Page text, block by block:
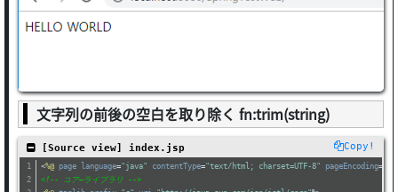
文字列の前後の空白を取り除く fn:trim(string)
Copy!
[Source view] index.jsp
<%@ page language="java" contentType="text/html; charset=UTF-8" pageEncoding=
<!-- コア―ライブラリ -->